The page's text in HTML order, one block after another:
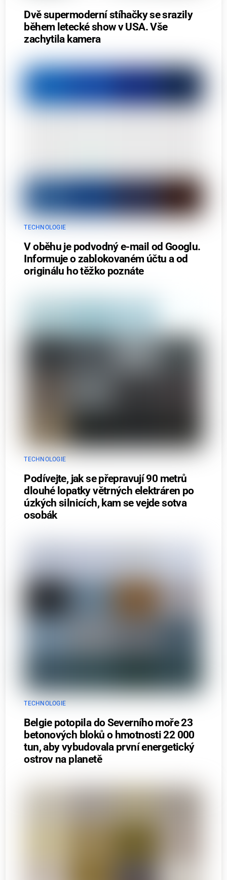
Dvě supermoderní stíhačky se srazily
během letecké show v USA. Vše
zachytila kamera
TECHNOLOGIE
V oběhu je podvodný e-mail od Googlu.
Informuje o zablokovaném účtu a od
originálu ho těžko poznáte
TECHNOLOGIE
Podívejte, jak se přepravují 90 metrů
dlouhé lopatky větrných elektráren po
úzkých silnicích, kam se vejde sotva
osobák
TECHNOLOGIE
Belgie potopila do Severního moře 23
betonových bloků o hmotnosti 22 000
tun, aby vybudovala první energetický
ostrov na planetě